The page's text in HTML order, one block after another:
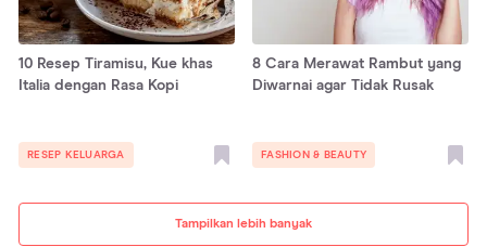
Tampilkan lebih banyak
10 Resep Tiramisu, Kue khas
Italia dengan Rasa Kopi
RESEP KELUARGA
8 Cara Merawat Rambut yang
Diwarnai agar Tidak Rusak
FASHION & BEAUTY